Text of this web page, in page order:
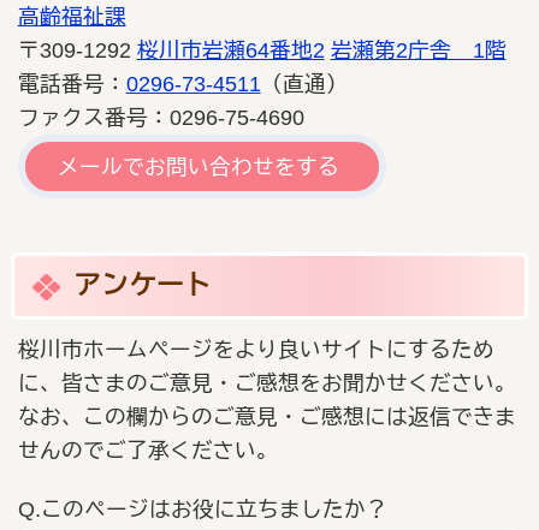
高齢福祉課
〒309-1292 桜川市岩瀬64番地2 岩瀬第2庁舎 1階
電話番号： 0296-73-4511（直通）
ファクス番号：0296-75-4690
メールでお問い合わせをする
アンケート
桜川市ホームページをより良いサイトにするため
に、皆さまのご意見・ご感想をお聞かせください。
なお、この欄からのご意見・ご感想には返信できま
せんのでご了承ください。
Q.このページはお役に立ちましたか？